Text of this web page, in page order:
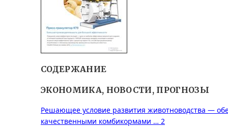
СОДЕРЖАНИЕ
ЭКОНОМИКА, НОВОСТИ, ПРОГНОЗЫ
Решающее условие развития животноводства —
качественными комбикормами … 2